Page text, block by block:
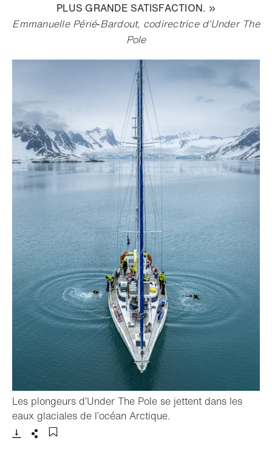
PLUS GRANDE SATISFACTION. »
Emmanuelle Périé‑Bardout, codirectrice d’Under The
Pole
Les plongeurs d’Under The Pole se jettent dans les
eaux glaciales de l’océan Arctique.